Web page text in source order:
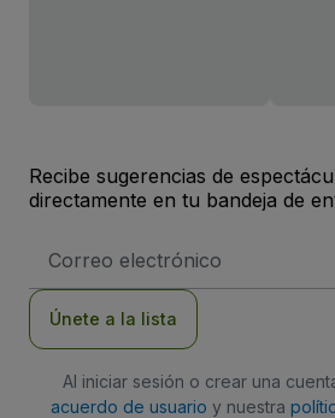
Recibe sugerencias de
directamente en tu bandeja de
de
Únete a la lista
Al iniciar sesión o crear una
acuerdo de usuario y nuestra